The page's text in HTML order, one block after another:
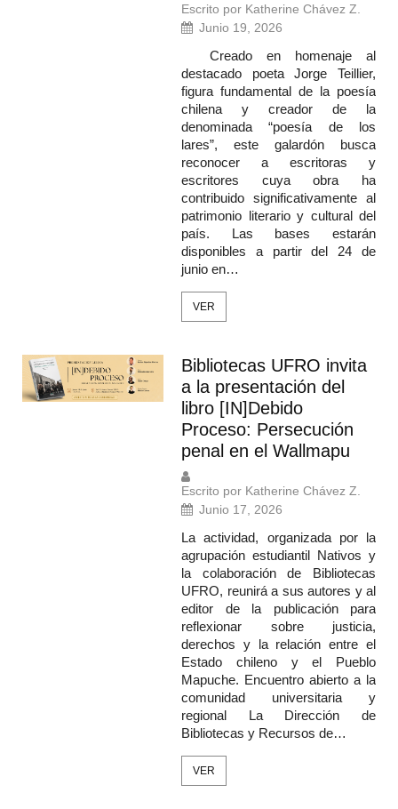
Escrito por Katherine Chávez Z.
Junio 19, 2026
Creado en homenaje al
destacado poeta Jorge Teillier,
figura fundamental de la poesía
chilena y creador de la
denominada “poesía de los
lares”, este galardón busca
reconocer a escritoras y
escritores cuya obra ha
contribuido significativamente al
patrimonio literario y cultural del
país. Las bases estarán
disponibles a partir del 24 de
junio en…
VER
Bibliotecas UFRO invita
a la presentación del
libro [IN]Debido
Proceso: Persecución
penal en el Wallmapu
Escrito por Katherine Chávez Z.
Junio 17, 2026
La actividad, organizada por la
agrupación estudiantil Nativos y
la colaboración de Bibliotecas
UFRO, reunirá a sus autores y al
editor de la publicación para
reflexionar sobre justicia,
derechos y la relación entre el
Estado chileno y el Pueblo
Mapuche. Encuentro abierto a la
comunidad universitaria y
regional La Dirección de
Bibliotecas y Recursos de…
VER